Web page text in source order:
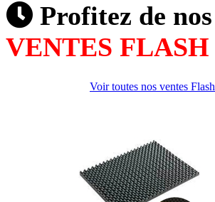
Profitez de nos
VENTES FLASH
Voir toutes nos ventes Flash